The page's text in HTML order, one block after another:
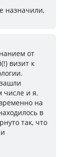
назначили,
от
визит к
и я.
на
в
так, что